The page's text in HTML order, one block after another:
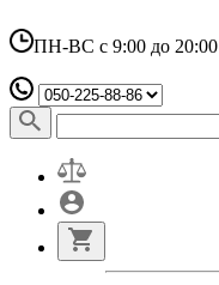
ПН-ВС с 9:00 до 20:00